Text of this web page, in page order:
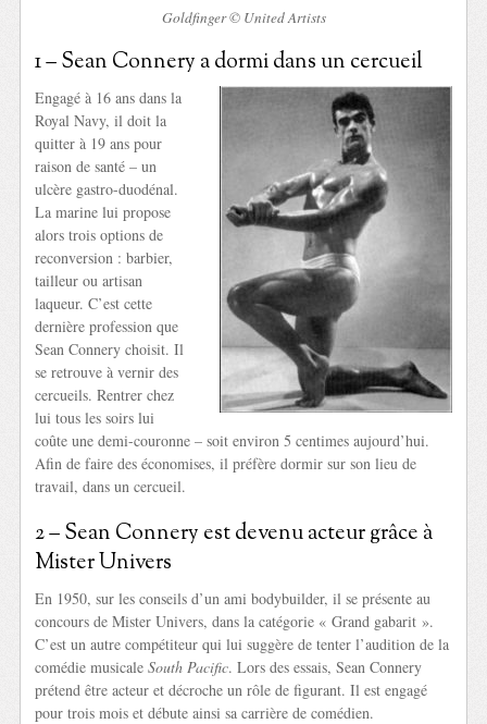
Goldfinger © United Artists
1 – Sean Connery a dormi dans un cercueil
Engagé à 16 ans dans la
Royal Navy, il doit la
quitter à 19 ans pour
raison de santé – un
ulcère gastro-duodénal.
La marine lui propose
alors trois options de
reconversion : barbier,
tailleur ou artisan
laqueur. C’est cette
dernière profession que
Sean Connery choisit. Il
se retrouve à vernir des
cercueils. Rentrer chez
lui tous les soirs lui
coûte une demi-couronne – soit environ 5 centimes aujourd’hui.
Afin de faire des économises, il préfère dormir sur son lieu de
travail, dans un cercueil.
2 – Sean Connery est devenu acteur grâce à
Mister Univers
En 1950, sur les conseils d’un ami bodybuilder, il se présente au
concours de Mister Univers, dans la catégorie « Grand gabarit ».
C’est un autre compétiteur qui lui suggère de tenter l’audition de la
comédie musicaleSouth Pacific. Lors des essais, Sean Connery
prétend être acteur et décroche un rôle de figurant. Il est engagé
pour trois mois et débute ainsi sa carrière de comédien.